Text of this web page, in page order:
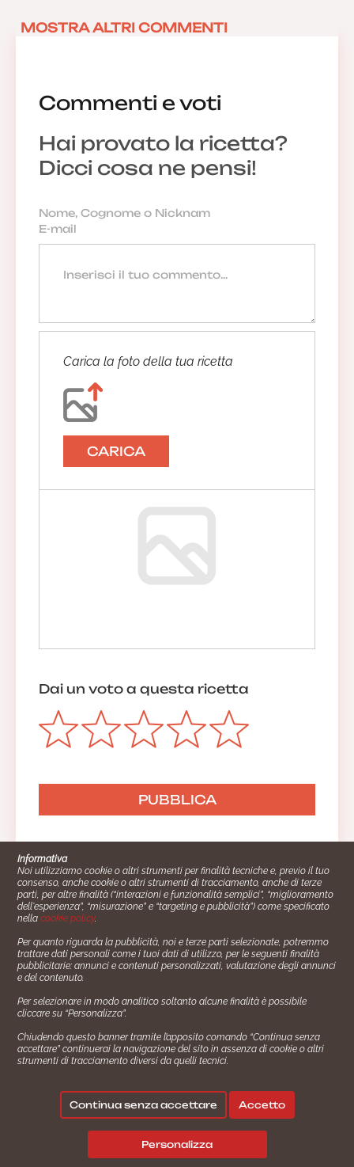
Commenti e voti
Hai provato la ricetta?
Dicci cosa ne pensi!
Carica la foto della tua ricetta
CARICA
Dai un voto a questa ricetta
MOSTRA ALTRI COMMENTI
Cucinare.it è un marchio commerciale di Impiego24.it s.r.l.
copyright 2014 - 2024 P.IVA: 03406490130
Azienda certiﬁcata ISO 27001 numero: SNR 73140386/89/I
- Azienda certiﬁcata ISO 9001 numero: SNR
Gestione consensi e categorie merceologiche marketing
Seguici su:
Termini e Condizioni
Informativa
Noi utilizziamo cookie o altri strumenti per finalità tecniche e, previo il tuo
consenso, anche cookie o altri strumenti di tracciamento, anche di terze
parti, per altre finalità (“interazioni e funzionalità semplici”, “miglioramento
dell'esperienza”, “misurazione” e “targeting e pubblicità”) come specificato
nellacookie policy.
Per quanto riguarda la pubblicità, noi e terze parti selezionate, potremmo
trattare dati personali come i tuoi dati di utilizzo, per le seguenti finalità
pubblicitarie: annunci e contenuti personalizzati, valutazione degli annunci
e del contenuto.
Per selezionare in modo analitico soltanto alcune finalità è possibile
cliccare su “Personalizza”.
Chiudendo questo banner tramite l’apposito comando “Continua senza
accettare” continuerai la navigazione del sito in assenza di cookie o altri
strumenti di tracciamento diversi da quelli tecnici.
Personalizza
Continua senza accettare Accetto